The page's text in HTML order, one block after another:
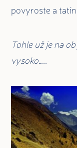
povyroste a
Tohle už je na
vysoko…..